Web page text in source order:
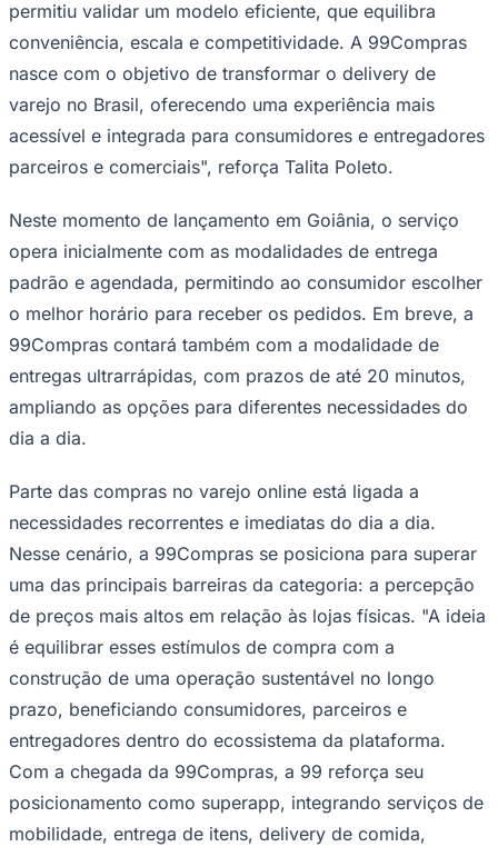
Corinthians
Palmeiras
permitiu validar um modelo eficiente, que equilibra
conveniência, escala e competitividade. A 99Compras
nasce com o objetivo de transformar o delivery de
varejo no Brasil, oferecendo uma experiência mais
acessível e integrada para consumidores e entregadores
parceiros e comerciais", reforça Talita Poleto.
Neste momento de lançamento em Goiânia, o serviço
opera inicialmente com as modalidades de entrega
padrão e agendada, permitindo ao consumidor escolher
o melhor horário para receber os pedidos. Em breve, a
99Compras contará também com a modalidade de
entregas ultrarrápidas, com prazos de até 20 minutos,
ampliando as opções para diferentes necessidades do
dia a dia.
Parte das compras no varejo online está ligada a
necessidades recorrentes e imediatas do dia a dia.
Nesse cenário, a 99Compras se posiciona para superar
uma das principais barreiras da categoria: a percepção
de preços mais altos em relação às lojas físicas. "A ideia
é equilibrar esses estímulos de compra com a
construção de uma operação sustentável no longo
prazo, beneficiando consumidores, parceiros e
entregadores dentro do ecossistema da plataforma.
Com a chegada da 99Compras, a 99 reforça seu
posicionamento como superapp, integrando serviços de
mobilidade, entrega de itens, delivery de comida,